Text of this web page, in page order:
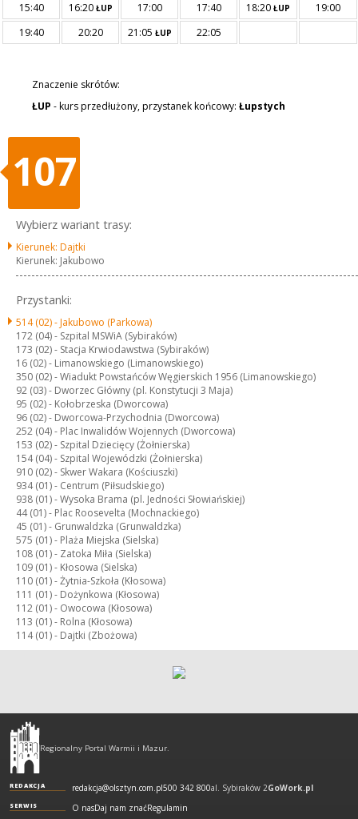
15:40
16:20 ŁUP 17:00 17:40 18:20 ŁUP
19:00
19:40
20:20 21:05 ŁUP 22:05
Znaczenie skrótów:
ŁUP - kurs przedłużony, przystanek końcowy: Łupstych
107
Wybierz wariant trasy:
Kierunek: Dajtki
Kierunek: Jakubowo
Przystanki:
514 (02) -Jakubowo (Parkowa)
172 (04) - Szpital MSWiA (Sybiraków)
173 (02) - Stacja Krwiodawstwa (Sybiraków)
16 (02) - Limanowskiego (Limanowskiego)
350 (02) -Wiadukt Powstańców Węgierskich 1956 (Limanowskiego)
92 (03) - Dworzec Główny (pl. Konstytucji 3 Maja)
95 (02) - Kołobrzeska (Dworcowa)
96 (02) - Dworcowa-Przychodnia (Dworcowa)
252 (04) - Plac Inwalidów Wojennych (Dworcowa)
153 (02) - Szpital Dziecięcy (Żołnierska)
154 (04) - Szpital Wojewódzki (Żołnierska)
910 (02) - Skwer Wakara (Kościuszki)
934 (01) - Centrum (Piłsudskiego)
938 (01) -Wysoka Brama (pl. Jedności Słowiańskiej)
44 (01) - Plac Roosevelta (Mochnackiego)
45 (01) - Grunwaldzka (Grunwaldzka)
575 (01) - Plaża Miejska (Sielska)
108 (01) - Zatoka Miła (Sielska)
109 (01) - Kłosowa (Sielska)
110 (01) -Żytnia-Szkoła (Kłosowa)
111 (01) - Dożynkowa (Kłosowa)
112 (01) - Owocowa (Kłosowa)
113 (01) - Rolna (Kłosowa)
114 (01) - Dajtki (Zbożowa)
Olsztyn
-
regionalny
portal
Warmii
Regionalny Portal Warmii i Mazur.
REDAKCJA redakcja@olsztyn.com.pl500 342 800al. Sybiraków 2GoWork.pl
SERWIS O nasDaj nam znaćRegulamin